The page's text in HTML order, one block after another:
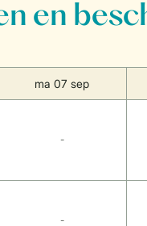
en
ma 07 sep
-
-